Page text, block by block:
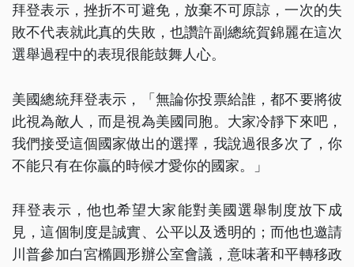
拜登表示，挫折不可避免，放棄不可原諒，一次的失
敗不代表就此真的失敗，也讚許副總統賀錦麗在這次
選舉過程中的表現很能鼓舞人心。
美國總統拜登表示，「無論你投票給誰，都不要將彼
此視為敵人，而是視為美國同胞。大家冷靜下來吧，
我們接受這個國家做出的選擇，我說過很多次了，你
不能只有在你贏的時候才愛你的國家。」
拜登表示，他也希望大家能對美國選舉制度放下成
見，這個制度是誠實、公平以及透明的；而他也邀請
川普參加白宮橢圓形辦公室會議，意味著和平轉移政